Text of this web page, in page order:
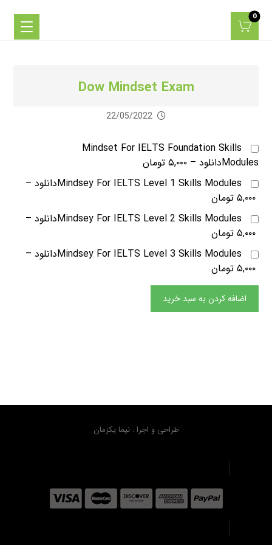
Dow Mindset Exam
22/05/2022
Mindset For IELTS Foundation Skills
Modulesدانلود
–۵,۰۰۰ تومان
Mindsey For IELTS Level 1 Skills Modulesدانلود
–
۵,۰۰۰ تومان
Mindsey For IELTS Level 2 Skills Modulesدانلود
–
۵,۰۰۰ تومان
Mindsey For IELTS Level 3 Skills Modulesدانلود
–
۵,۰۰۰ تومان
اضافه کردن به سبد خرید
طراحی و اجرا : نیما یکزمان